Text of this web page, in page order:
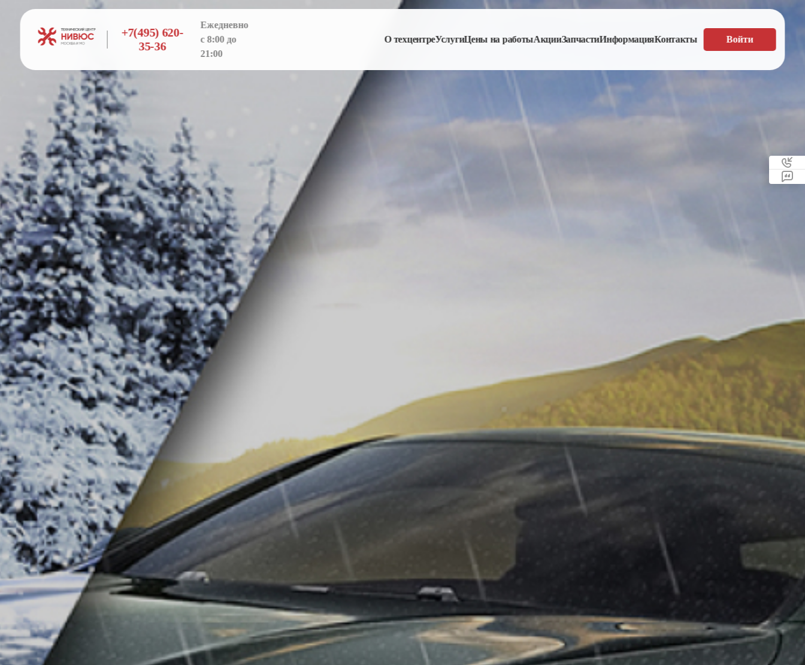
+7(495) 620-
35-36
Ежедневно
с 8:00 до
21:00
О техцентреУслугиЦены на работыАкцииЗапчастиИнформацияКонтакты Войти